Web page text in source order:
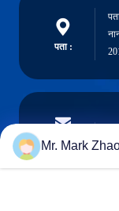
पता :
ईमेल
Mr. Mark